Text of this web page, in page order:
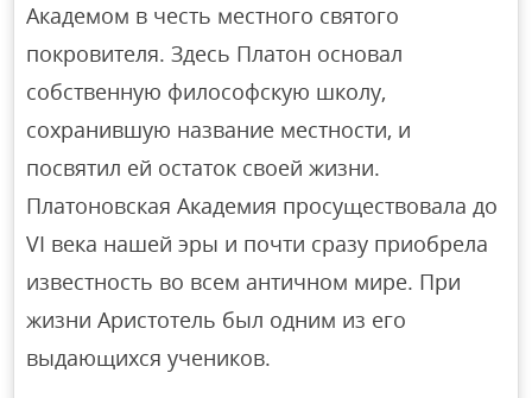
Академом в честь местного святого
покровителя. Здесь Платон основал
собственную философскую школу,
сохранившую название местности, и
посвятил ей остаток своей жизни.
Платоновская Академия просуществовала до
VI века нашей эры и почти сразу приобрела
известность во всем античном мире. При
жизни Аристотель был одним из его
выдающихся учеников.